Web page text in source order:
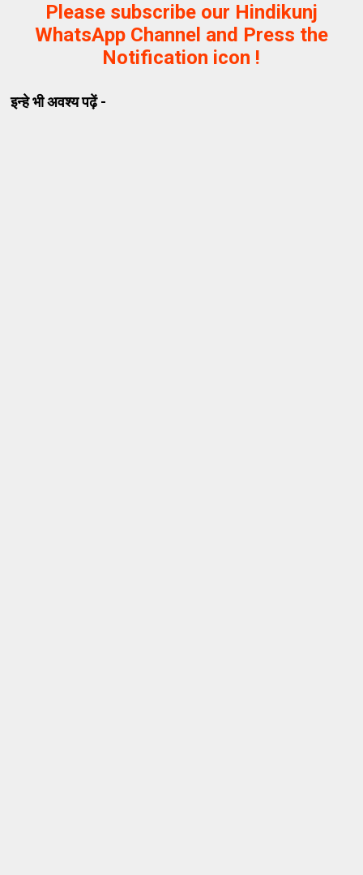
Please subscribe our Hindikunj
WhatsApp Channel and Press the
Notification icon !
इन्हे भी अवश्य पढ़ें -